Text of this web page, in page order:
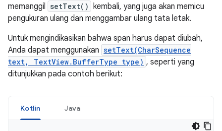
memanggil
setText()
kembali, yang juga akan memicu
pengukuran ulang dan menggambar ulang tata letak.
Untuk mengindikasikan bahwa span harus dapat diubah,
Anda dapat menggunakan setText(CharSequence
text, TextView.BufferType type) , seperti yang
ditunjukkan pada contoh berikut:
Kotlin Java